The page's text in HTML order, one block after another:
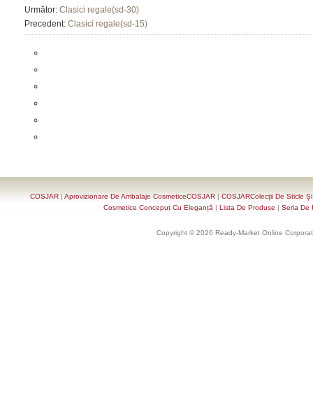
Următor: Clasici regale(sd-30)
Precedent: Clasici regale(sd-15)
COSJAR | Aprovizionare De Ambalaje CosmeticeCOSJAR | COSJARColecții De Sticle
Cosmetice Conceput Cu Eleganță | Lista De Produse | Seria De
Copyright © 2026 Ready-Market Online